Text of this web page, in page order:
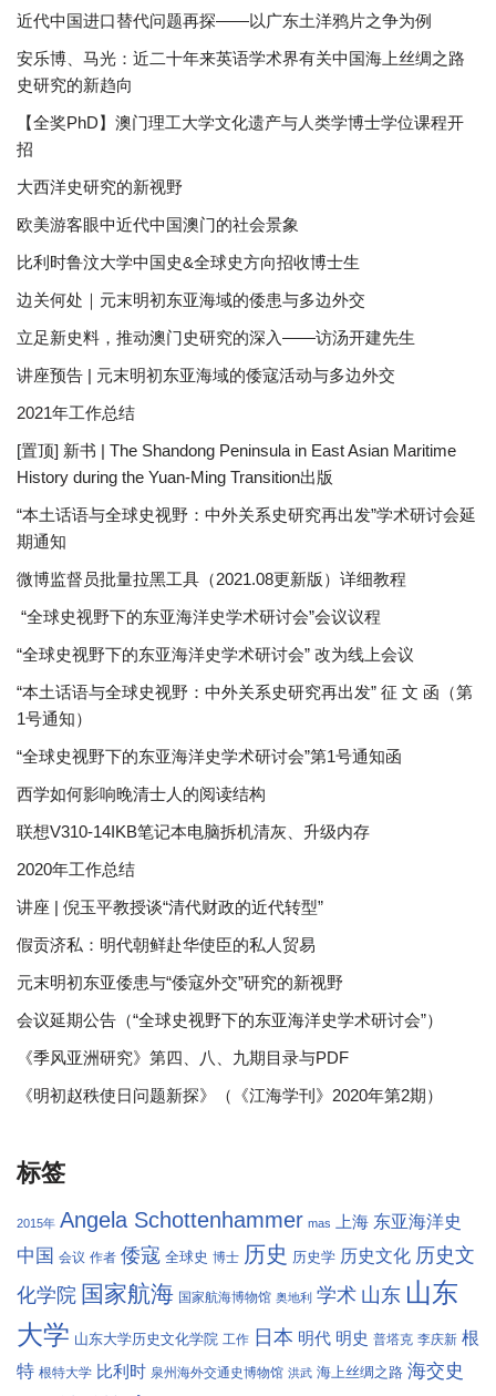
近代中国进口替代问题再探——以广东土洋鸦片之争为例
安乐博、马光：近二十年来英语学术界有关中国海上丝绸之路
史研究的新趋向
【全奖PhD】澳门理工大学文化遗产与人类学博士学位课程开
招
大西洋史研究的新视野
欧美游客眼中近代中国澳门的社会景象
比利时鲁汶大学中国史&全球史方向招收博士生
边关何处｜元末明初东亚海域的倭患与多边外交
立足新史料，推动澳门史研究的深入——访汤开建先生
讲座预告 | 元末明初东亚海域的倭寇活动与多边外交
2021年工作总结
[置顶] 新书 | The Shandong Peninsula in East Asian Maritime
History during the Yuan-Ming Transition出版
“本土话语与全球史视野：中外关系史研究再出发”学术研讨会延
期通知
微博监督员批量拉黑工具（2021.08更新版）详细教程
“全球史视野下的东亚海洋史学术研讨会”会议议程
“全球史视野下的东亚海洋史学术研讨会” 改为线上会议
“本土话语与全球史视野：中外关系史研究再出发” 征 文 函（第
1号通知）
“全球史视野下的东亚海洋史学术研讨会”第1号通知函
西学如何影响晚清士人的阅读结构
联想V310-14IKB笔记本电脑拆机清灰、升级内存
2020年工作总结
讲座 | 倪玉平教授谈“清代财政的近代转型”
假贡济私：明代朝鲜赴华使臣的私人贸易
元末明初东亚倭患与“倭寇外交”研究的新视野
会议延期公告（“全球史视野下的东亚海洋史学术研讨会”）
《季风亚洲研究》第四、八、九期目录与PDF
《明初赵秩使日问题新探》（《江海学刊》2020年第2期）
标签
2015年 Angela Schottenhammer mas 上海 东亚海洋史
中国 会议 作者 倭寇 全球史 博士 历史 历史学 历史文化 历史文
化学院 国家航海 国家航海博物馆 奥地利 学术 山东 山东
大学 山东大学历史文化学院 工作 日本 明代 明史 普塔克 李庆新 根
特 根特大学 比利时 泉州海外交通史博物馆 洪武 海上丝绸之路 海交史